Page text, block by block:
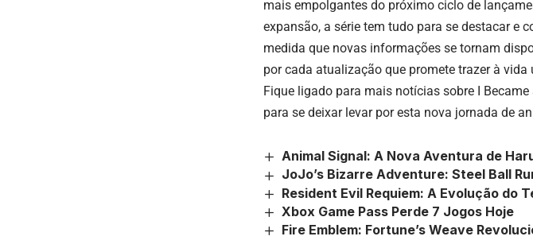
mais empolgantes do próximo ciclo de
expansão, a série tem tudo para se destacar e
medida que novas informações se tornam
por cada atualização que promete trazer à
Fique ligado para mais notícias sobre
I
para se deixar levar por esta nova jornada de
Animal Signal: A Nova Aventura de
JoJo’s Bizarre Adventure: Steel Ball
Resident Evil Requiem: A Evolução do
Xbox Game Pass Perde 7 Jogos Hoje
Fire Emblem: Fortune’s Weave